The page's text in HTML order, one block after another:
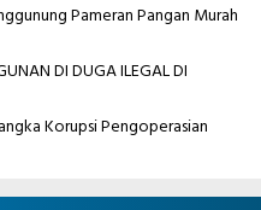
Pameran Pangan Murah
DI DUGA ILEGAL DI
Korupsi Pengoperasian